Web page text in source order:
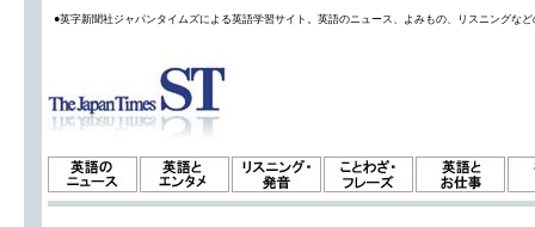
●英字新聞社ジャパンタイムズによる英語学習サイト。英語のニュース、よみもの、リスニングな